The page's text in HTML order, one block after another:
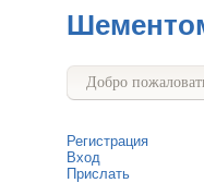
Добро
Регистрация
Вход
Прислать